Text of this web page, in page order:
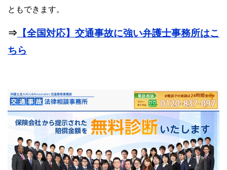
ともできます。
⇒ 【全国対応】交通事故に強い弁護士事務所はこ
ちら